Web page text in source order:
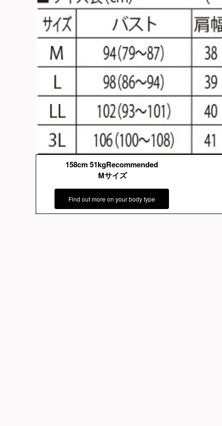
158cm 51kgRecommended
Mサイズ
Find out more on your body type